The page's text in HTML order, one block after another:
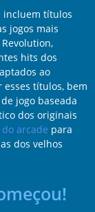
incluem títulos
jogos mais
hits dos
ao
títulos, bem
jogo baseada
dos originais
arcade para
dos velhos